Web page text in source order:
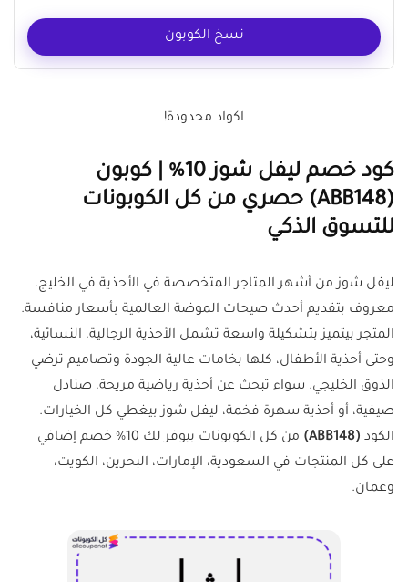
نسخ الكوبون
اكواد محدودة!
كود خصم ليفل شوز 10% | كوبون
(ABB148) حصري من كل الكوبونات
للتسوق الذكي
ليفل شوز من أشهر المتاجر المتخصصة في الأحذية في الخليج،
معروف بتقديم أحدث صيحات الموضة العالمية بأسعار منافسة.
المتجر بيتميز بتشكيلة واسعة تشمل الأحذية الرجالية، النسائية،
وحتى أحذية الأطفال، كلها بخامات عالية الجودة وتصاميم ترضي
الذوق الخليجي. سواء تبحث عن أحذية رياضية مريحة، صنادل
صيفية، أو أحذية سهرة فخمة، ليفل شوز بيغطي كل الخيارات.
الكود (ABB148)
من كل الكوبونات بيوفر لك 10% خصم إضافي
على كل المنتجات في السعودية، الإمارات، البحرين، الكويت،
وعمان.